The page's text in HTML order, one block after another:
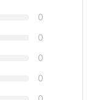
0
0
0
0